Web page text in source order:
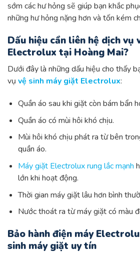
sớm các hư hỏng sẽ giúp bạn khắc
những hư hỏng nặng hơn và tốn kém
Dấu hiệu cần liên hệ dịch vụ
Electrolux tại Hoàng Mai?
Dưới đây là những dấu hiệu cho thấy
vụ vệ sinh máy giặt Electrolux:
Quần áo sau khi giặt còn bám bẩn
Quần áo có mùi hôi khó chịu.
Mùi hôi khó chịu phát ra từ bên
quần áo.
Máy giặt Electrolux rung lắc mạnh
lớn khi hoạt động.
Thời gian máy giặt lâu hơn bình
Nước thoát ra từ máy giặt có màu
Bảo hành điện máy
sinh máy giặt uy tín